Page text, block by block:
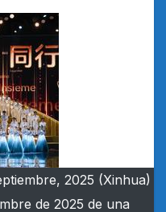
2025 (Xinhua)
de 2025 de una